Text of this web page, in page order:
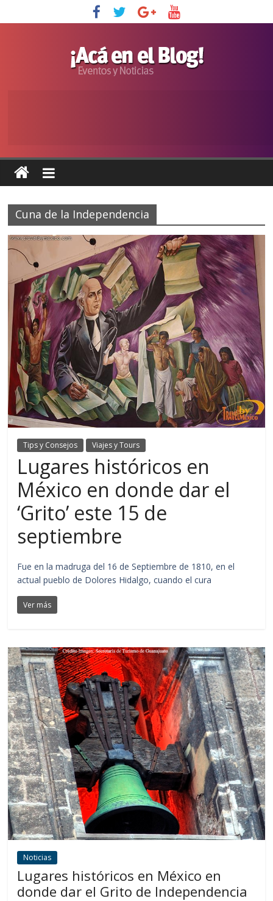
Cuna de la Independencia
Tips y Consejos Viajes y Tours
Lugares históricos en
México en donde dar el
‘Grito’ este 15 de
septiembre
Fue en la madruga del 16 de Septiembre de 1810, en el
actual pueblo de Dolores Hidalgo, cuando el cura
Ver más
Noticias
Lugares históricos en México en
donde dar el Grito de Independencia